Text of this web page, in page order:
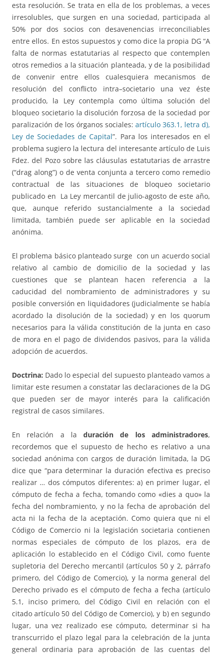
esta resolución. Se trata en ella de los problemas, a veces
irresolubles, que surgen en una sociedad, participada al
50% por dos socios con desavenencias irreconciliables
entre ellos. En estos supuestos y como dice la propia DG “A
falta de normas estatutarias al respecto que contemplen
otros remedios a la situación planteada, y de la posibilidad
de convenir entre ellos cualesquiera mecanismos de
resolución del conflicto intra–societario una vez éste
producido, la Ley contempla como última solución del
bloqueo societario la disolución forzosa de la sociedad por
paralización de los órganos sociales: artículo 363.1, letra d),
Ley de Sociedades de Capital”. Para los interesados en el
problema sugiero la lectura del interesante artículo de Luis
Fdez. del Pozo sobre las cláusulas estatutarias de arrastre
(“drag along”) o de venta conjunta a tercero como remedio
contractual de las situaciones de bloqueo societario
publicado en La Ley mercantil de julio-agosto de este año,
que, aunque referido sustancialmente a la sociedad
limitada, también puede ser aplicable en la sociedad
anónima.
El problema básico planteado surge con un acuerdo social
relativo al cambio de domicilio de la sociedad y las
cuestiones que se plantean hacen referencia a la
caducidad del nombramiento de administradores y su
posible conversión en liquidadores (judicialmente se había
acordado la disolución de la sociedad) y en los quorum
necesarios para la válida constitución de la junta en caso
de mora en el pago de dividendos pasivos, para la válida
adopción de acuerdos.
Doctrina: Dado lo especial del supuesto planteado vamos a
limitar este resumen a constatar las declaraciones de la DG
que pueden ser de mayor interés para la calificación
registral de casos similares.
En relación a laduración de los administradores,
recordemos que el supuesto de hecho es relativo a una
sociedad anónima con cargos de duración limitada, la DG
dice que “para determinar la duración efectiva es preciso
realizar … dos cómputos diferentes: a) en primer lugar, el
cómputo de fecha a fecha, tomando como «dies a quo» la
fecha del nombramiento, y no la fecha de aprobación del
acta ni la fecha de la aceptación. Como quiera que ni el
Código de Comercio ni la legislación societaria contienen
normas especiales de cómputo de los plazos, era de
aplicación lo establecido en el Código Civil, como fuente
supletoria del Derecho mercantil (artículos 50 y 2, párrafo
primero, del Código de Comercio), y la norma general del
Derecho privado es el cómputo de fecha a fecha (artículo
5.1, inciso primero, del Código Civil en relación con el
citado artículo 50 del Código de Comercio), y b) en segundo
lugar, una vez realizado ese cómputo, determinar si ha
transcurrido el plazo legal para la celebración de la junta
general ordinaria para aprobación de las cuentas del